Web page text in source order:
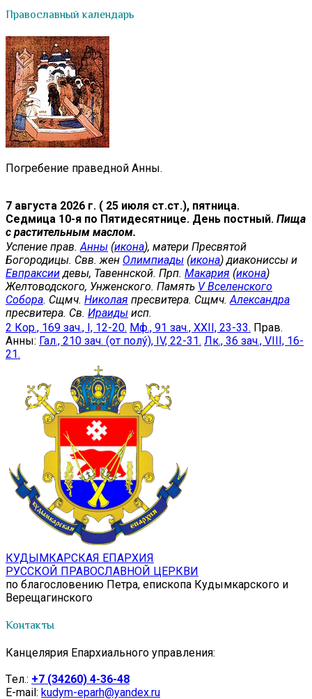
Православный календарь
Погребение праведной Анны.
7 августа 2026 г. ( 25 июля ст.ст.), пятница.
Седмица 10-я по Пятидесятнице. День постный. Пища
с растительным маслом.
Успение прав. Анны (икона), матери Пресвятой
Богородицы. Свв. жен Олимпиады (икона) диакониссы и
Евпраксии девы, Тавеннской. Прп. Макария (икона)
Желтоводского, Унженского. Память V Вселенского
Собора. Сщмч. Николая пресвитера. Сщмч. Александра
пресвитера. Св. Ираиды исп.
2 Кор., 169 зач., I, 12-20. Мф., 91 зач., XXII, 23-33. Прав.
Анны: Гал., 210 зач. (от полу́), IV, 22-31. Лк., 36 зач., VIII, 16-
21.
КУДЫМКАРСКАЯ ЕПАРХИЯ
РУССКОЙ ПРАВОСЛАВНОЙ ЦЕРКВИ
по благословению Петра, епископа Кудымкарского и
Верещагинского
Контакты
Канцелярия Епархиального управления:
Tел.: +7 (34260) 4-36-48
E-mail: kudym-eparh@yandex.ru